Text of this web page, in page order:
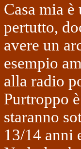
Casa mia
pertutto,
avere un
esempio
alla radio
Purtroppo
staranno
13/14 anni